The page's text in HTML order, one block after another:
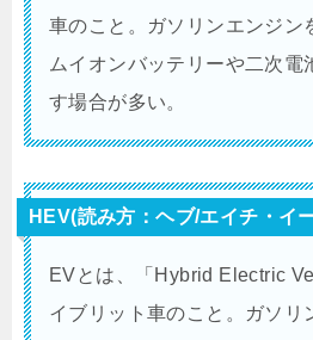
車のこと。ガソリンエンジン
ムイオンバッテリーや二次電
す場合が多い。
HEV(読み方：ヘブ/エイチ・イ
EVとは、「Hybrid Electric
イブリット車のこと。ガソリ